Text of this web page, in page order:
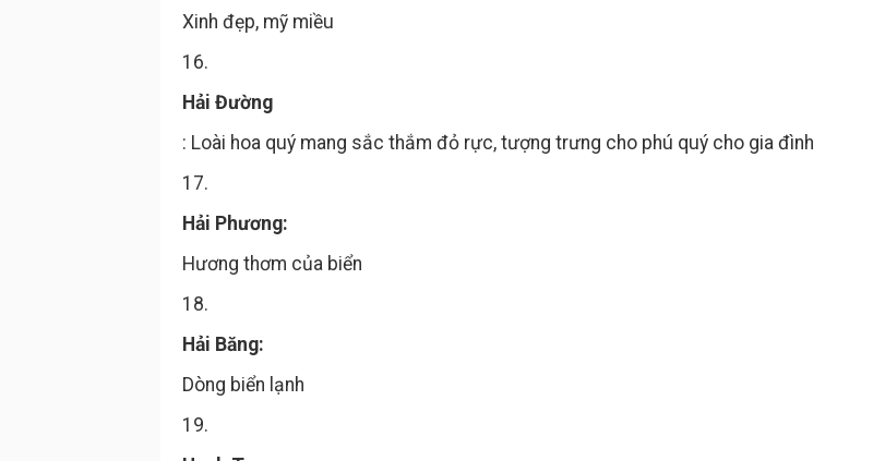
Xinh đẹp, mỹ miều
16.
Hải Đường
: Loài hoa quý mang sắc thắm đỏ rực, tượng trưng cho phú quý cho gia đình
17.
Hải Phương:
Hương thơm của biển
18.
Hải Băng:
Dòng biển lạnh
19.